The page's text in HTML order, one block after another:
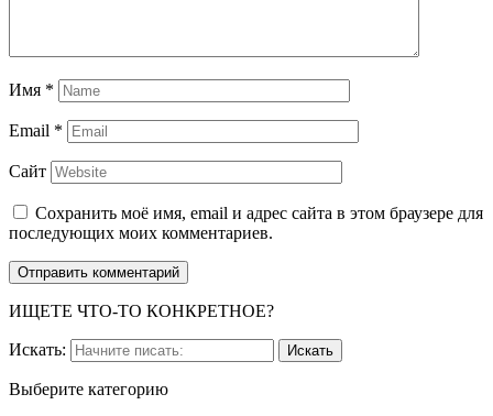
Имя *
Email *
Сайт
Сохранить моё имя, email и адрес сайта в этом браузере для
последующих моих комментариев.
ИЩЕТЕ ЧТО-ТО КОНКРЕТНОЕ?
Искать:
Выберите категорию